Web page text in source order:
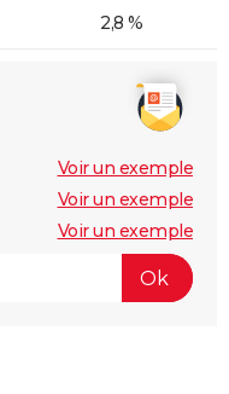
2,8 %
Voir un exemple
Voir un exemple
Voir un exemple